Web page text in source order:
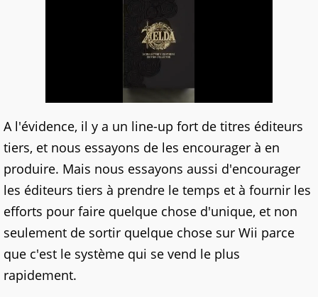
A l'évidence, il y a un line-up fort de titres éditeurs
tiers, et nous essayons de les encourager à en
produire. Mais nous essayons aussi d'encourager
les éditeurs tiers à prendre le temps et à fournir les
efforts pour faire quelque chose d'unique, et non
seulement de sortir quelque chose sur Wii parce
que c'est le système qui se vend le plus
rapidement.